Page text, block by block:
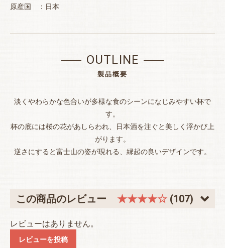
原産国 ：日本
OUTLINE
製品概要
淡くやわらかな色合いが多様な食のシーンになじみやすい杯で
す。
杯の底には桜の花があしらわれ、日本酒を注ぐと美しく浮かび上
がります。
逆さにすると富士山の姿が現れる、縁起の良いデザインです。
この商品のレビュー ★★★★☆ (107)
レビューはありません。
レビューを投稿